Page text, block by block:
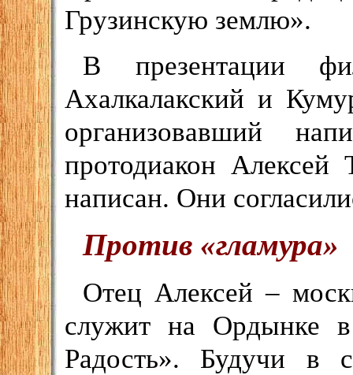
Грузинскую землю».
В презентации
Ахалкалакский и
организовавший
протодиакон
написан. Они
Против «гламура»
Отец Алексей –
служит на Ордынке
Радость». Будучи в